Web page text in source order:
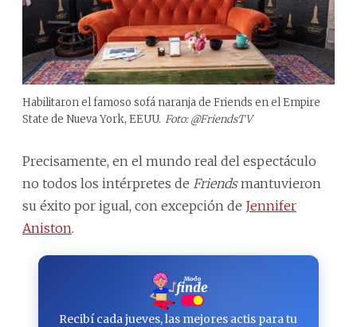
Habilitaron el famoso sofá naranja de Friends en el Empire
State de Nueva York, EEUU. Foto: @FriendsTV
Precisamente, en el mundo real del espectáculo
no todos los intérpretes de Friendsmantuvieron
su éxito por igual, con excepción de Jennifer
Aniston.
Recibí cada jueves, las mejores actis para tu